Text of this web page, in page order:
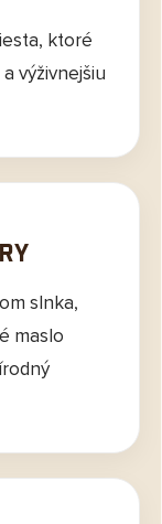
ktoré
výživnejšiu
slnka,
maslo